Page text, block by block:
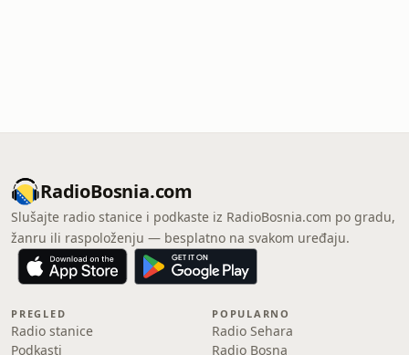
RadioBosnia.com
Slušajte radio stanice i podkaste iz RadioBosnia.com po gradu,
žanru ili raspoloženju — besplatno na svakom uređaju.
PREGLED
Radio stanice
Podkasti
POPULARNO
Radio Sehara
Radio Bosna